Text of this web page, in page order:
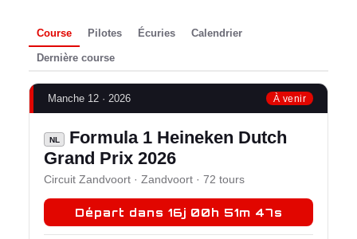
Course Pilotes Écuries Calendrier
Dernière course
Manche 12 · 2026 À venir
NL
Formula 1 Heineken Dutch
Grand Prix 2026
Circuit Zandvoort · Zandvoort · 72 tours
Départ dans 16j 00h 51m 46s